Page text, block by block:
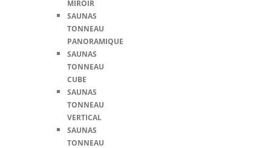
MIROIR
SAUNAS
TONNEAU
PANORAMIQUE
SAUNAS
TONNEAU
CUBE
SAUNAS
TONNEAU
VERTICAL
SAUNAS
TONNEAU